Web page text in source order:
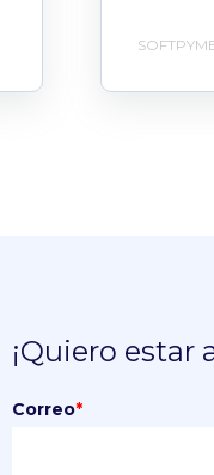
¡Quiero estar
Correo*